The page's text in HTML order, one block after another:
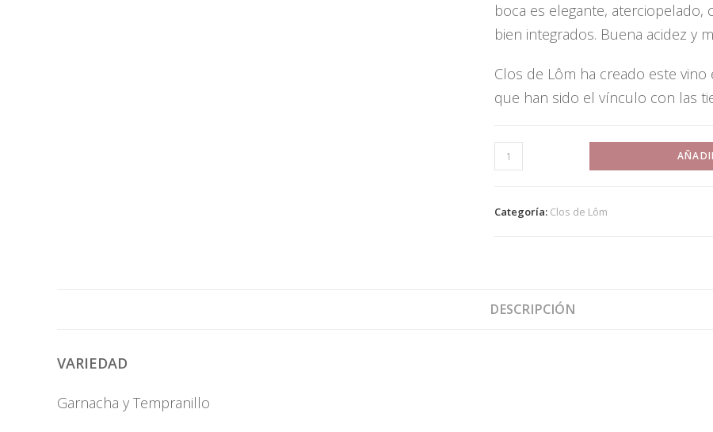
boca es elegante,
bien integrados. Buena acidez y
Clos de Lôm ha creado este
que han sido el vínculo con las
Categoría: Clos de Lôm
DESCRIPCIÓN
VARIEDAD
Garnacha y Tempranillo